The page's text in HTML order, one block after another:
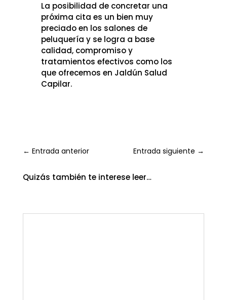
La posibilidad de concretar una
próxima cita es un bien muy
preciado en los salones de
peluquería y se logra a base
calidad, compromiso y
tratamientos efectivos como los
que ofrecemos en Jaldún Salud
Capilar.
← Entrada anterior Entrada siguiente →
Quizás también te interese leer…